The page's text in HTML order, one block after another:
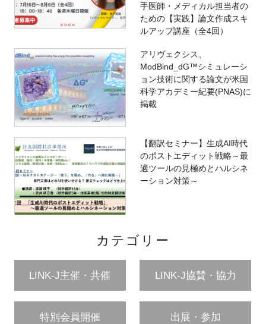
手医師・メディカル担当者の
ための【実践】論文作成スキ
ルアップ講座（全4回）
アリヴェクシス、
ModBind_dG™シミュレーシ
ョン技術に関する論文が米国
科学アカデミー紀要(PNAS)に
掲載
【翻訳セミナー】生成AI時代
のポストエディット戦略～最
適ツールの見極めとハルシネ
ーション対策～
カテゴリー
LINK-J主催・共催 LINK-J協賛・協力
特別会員開催 出展・参加